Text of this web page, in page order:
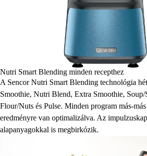
Nutri Smart Blending minden recepthez
A Sencor Nutri Smart Blending technológia
Smoothie, Nutri Blend, Extra Smoothie, Soup/
Flour/Nuts és Pulse. Minden program más-
eredményre van optimalizálva. Az
alapanyagokkal is megbirkózik.